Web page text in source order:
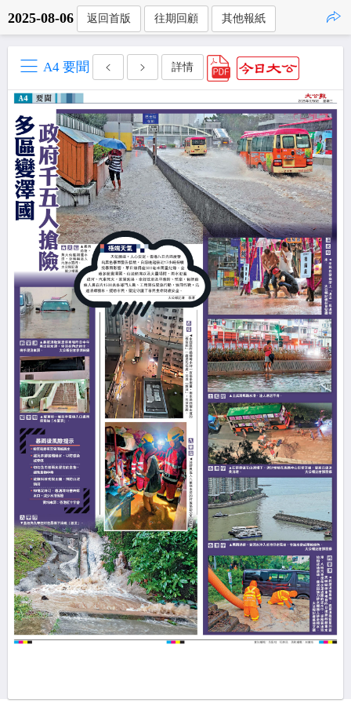
2025-08-06 返回首版 往期回顧 其他報紙
A4 要聞 詳情